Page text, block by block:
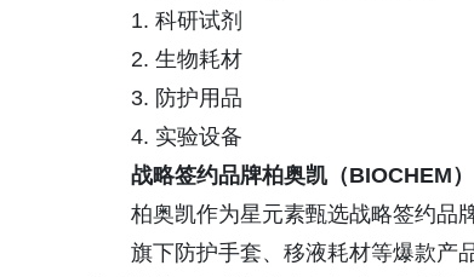
1. 科研试剂
2. 生物耗材
3. 防护用品
4. 实验设备
战略签约品牌柏奥凯（BIOCHEM）
柏奥凯作为星元素甄选战略签约品
旗下防护手套、移液耗材等爆款产